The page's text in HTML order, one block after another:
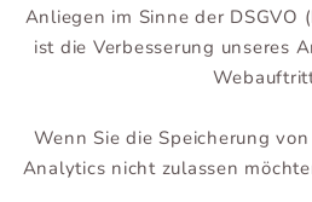
Anliegen im Sinne der DSGVO
ist die Verbesserung unseres
Wenn Sie die Speicherung
Analytics nicht zulassen